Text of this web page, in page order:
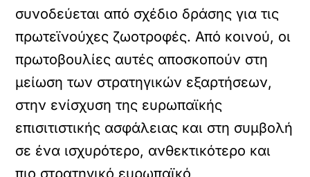
συνοδεύεται από σχέδιο δράσης για τις
πρωτεϊνούχες ζωοτροφές. Από κοινού, οι
πρωτοβουλίες αυτές αποσκοπούν στη
μείωση των στρατηγικών εξαρτήσεων,
στην ενίσχυση της ευρωπαϊκής
επισιτιστικής ασφάλειας και στη συμβολή
σε ένα ισχυρότερο, ανθεκτικότερο και
πιο στρατηγικό ευρωπαϊκό